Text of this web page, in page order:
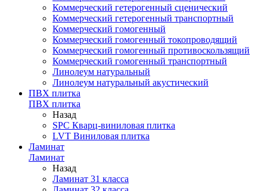
Коммерческий гетерогенный сценический
Коммерческий гетерогенный транспортный
Коммерческий гомогенный
Коммерческий гомогенный токопроводящий
Коммерческий гомогенный противоскользящий
Коммерческий гомогенный транспортный
Линолеум натуральный
Линолеум натуральный акустический
ПВХ плитка
ПВХ плитка
Назад
SPC Кварц-виниловая плитка
LVT Виниловая плитка
Ламинат
Ламинат
Назад
Ламинат 31 класса